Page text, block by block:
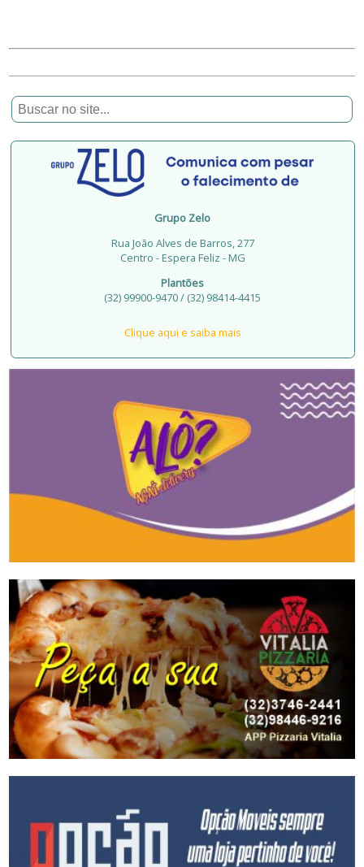
Grupo Zelo
Rua João Alves de Barros, 277
Centro - Espera Feliz - MG
Plantões
(32) 99900-9470 / (32) 98414-4415
Clique aqui e saiba mais